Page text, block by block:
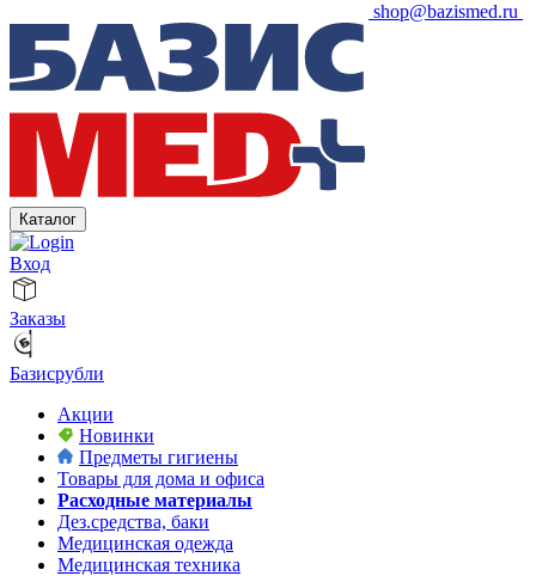
shop@bazismed.ru
Каталог
Вход
Заказы
Базисрубли
Акции
Новинки
Предметы гигиены
Товары для дома и офиса
Расходные материалы
Дез.средства, баки
Медицинская одежда
Медицинская техника